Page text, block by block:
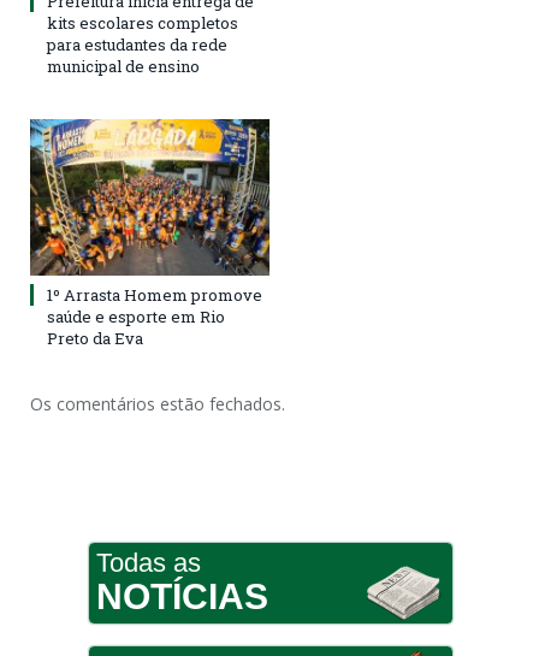
kits escolares completos
para estudantes da rede
municipal de ensino
1º Arrasta Homem promove
saúde e esporte em Rio
Preto da Eva
Os comentários estão fechados.
Todas as
NOTÍCIAS